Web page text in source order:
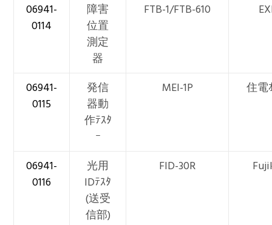
06941-
0114
障害
位置
測定
器
FTB-1/FTB-610
06941-
0115
発信
器動
作ﾃｽﾀ
ｰ
MEI-1P 住電
06941-
0116
光用
IDﾃｽﾀ
(送受
信部)
FID-30R